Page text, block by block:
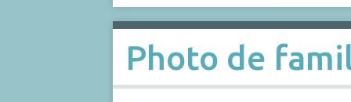
Photo de